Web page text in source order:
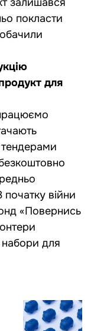
покласти
для
початку війни
«Повернись
набори для